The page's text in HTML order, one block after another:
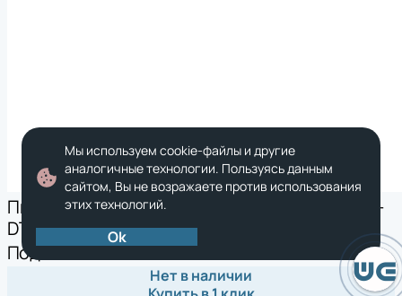
Пистолетная рукоять для Urovo DT66 (ACC-
DT66-GUN)
Под заказ
Нет в наличии
Мы используем cookie-файлы и другие
аналогичные технологии. Пользуясь данным
сайтом, Вы не возражаете против использования
этих технологий.
Ok